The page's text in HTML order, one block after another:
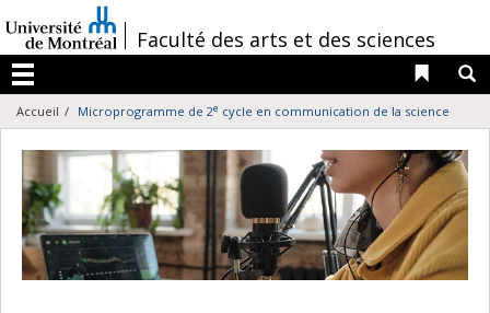
au
contenu
/Faculté des arts et des sciences
Menu
Liens
Accueil Microprogramme de 2e cycle en communication de la science